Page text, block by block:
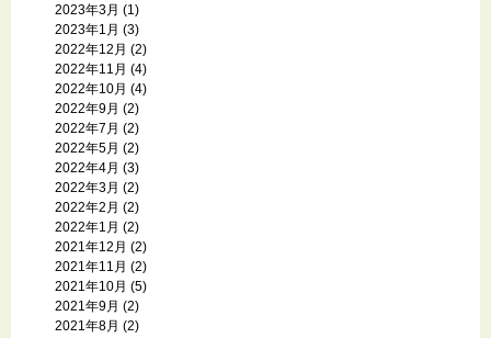
2023年3月 (1)
2023年1月 (3)
2022年12月 (2)
2022年11月 (4)
2022年10月 (4)
2022年9月 (2)
2022年7月 (2)
2022年5月 (2)
2022年4月 (3)
2022年3月 (2)
2022年2月 (2)
2022年1月 (2)
2021年12月 (2)
2021年11月 (2)
2021年10月 (5)
2021年9月 (2)
2021年8月 (2)